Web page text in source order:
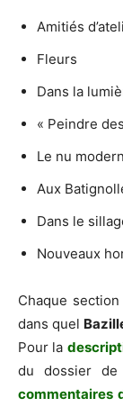
Amitiés
Fleurs
Dans la
« Peindre
Le nu
Aux
Dans le
Nouveaux
Chaque
dans quel
Pour la
du dossier de
commentaires